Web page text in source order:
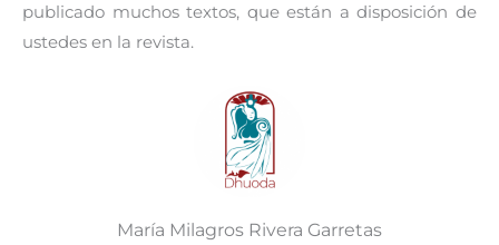
publicado muchos textos, que están a disposición de
ustedes en la revista.
María Milagros Rivera Garretas